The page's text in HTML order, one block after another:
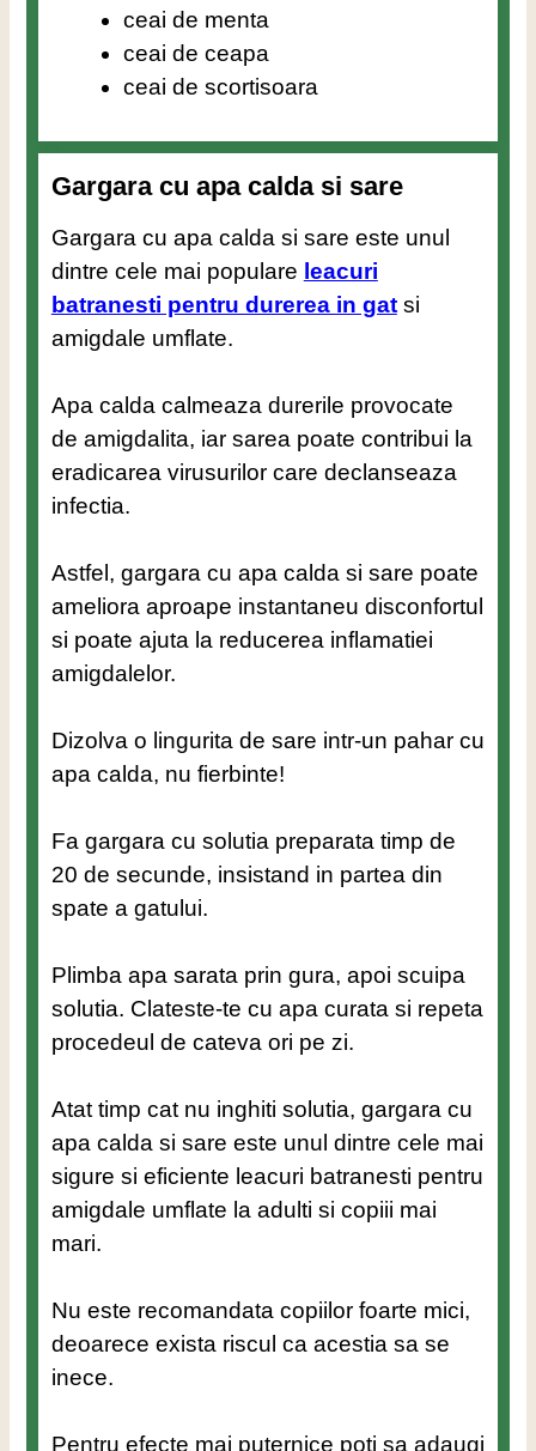
ceai de menta
ceai de ceapa
ceai de scortisoara
Gargara cu apa calda si sare
Gargara cu apa calda si sare este unul
dintre cele mai populare leacuri
batranesti pentru durerea in gatsi
amigdale umflate.
Apa calda calmeaza durerile provocate
de amigdalita, iar sarea poate contribui la
eradicarea virusurilor care declanseaza
infectia.
Astfel, gargara cu apa calda si sare poate
ameliora aproape instantaneu disconfortul
si poate ajuta la reducerea inflamatiei
amigdalelor.
Dizolva o lingurita de sare intr-un pahar cu
apa calda, nu fierbinte!
Fa gargara cu solutia preparata timp de
20 de secunde, insistand in partea din
spate a gatului.
Plimba apa sarata prin gura, apoi scuipa
solutia. Clateste-te cu apa curata si repeta
procedeul de cateva ori pe zi.
Atat timp cat nu inghiti solutia, gargara cu
apa calda si sare este unul dintre cele mai
sigure si eficiente leacuri batranesti pentru
amigdale umflate la adulti si copiii mai
mari.
Nu este recomandata copiilor foarte mici,
deoarece exista riscul ca acestia sa se
inece.
Pentru efecte mai puternice poti sa adaugi